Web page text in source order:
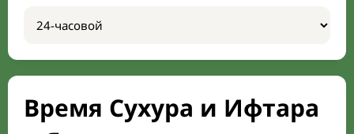
Время Сухура и Ифтара